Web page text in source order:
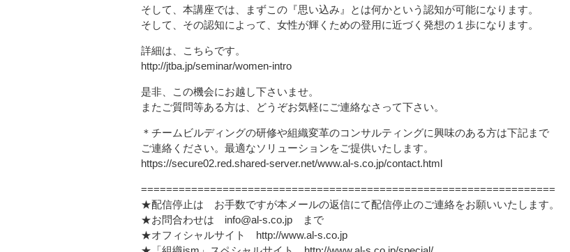
そして、本講座では、まずこの『思い込み』とは何かという認知が可能になります。
そして、その認知によって、女性が輝くための登用に近づく発想の１歩になります。
詳細は、こちらです。
http://jtba.jp/seminar/women-intro
是非、この機会にお越し下さいませ。
またご質問等ある方は、どうぞお気軽にご連絡なさって下さい。
＊チームビルディングの研修や組織変革のコンサルティングに興味のある方は下記まで
ご連絡ください。最適なソリューションをご提供いたします。
https://secure02.red.shared-server.net/www.al-s.co.jp/contact.html
==================================================================
★配信停止は お手数ですが本メールの返信にて配信停止のご連絡をお願いいたします。
★お問合わせは info@al-s.co.jp まで
★オフィシャルサイト http://www.al-s.co.jp